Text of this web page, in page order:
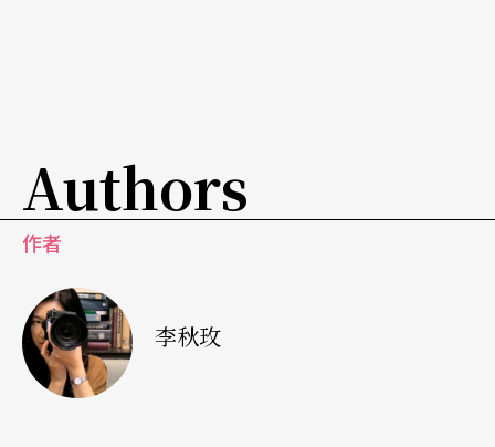
家透過一個單一窗口，方便安排巡迴演出。也許輪
流在一定的時間由特定的場館負責擔任，如此一來
只要找一個窗口就好，團隊不需要每個場館自己
Q：衛武營是否有定期歌劇的計畫，以及對國內歌
劇人才的特別培植？
Authors
作者
李秋玫